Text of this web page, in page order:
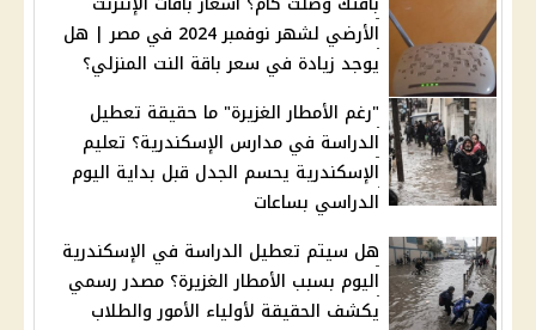
الأرضي لشهر نوفمبر 2024 في مصر | هل
يوجد زيادة في سعر باقة النت المنزلي؟
"رغم الأمطار الغزيرة" ما حقيقة تعطيل
الدراسة في مدارس الإسكندرية؟ تعليم
الإسكندرية يحسم الجدل قبل بداية اليوم
الدراسي بساعات
هل سيتم تعطيل الدراسة في الإسكندرية
اليوم بسبب الأمطار الغزيرة؟ مصدر رسمي
يكشف الحقيقة لأولياء الأمور والطلاب